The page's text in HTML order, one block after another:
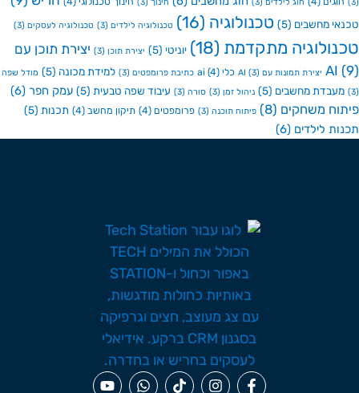
חוג לילדים(3) חינוך (3)
מחשבים(5) טכנולוגיה(16) טכנולוגיה לילדים(3) טכנולוגיה לעסקים(3)
מתקדמת(18) יוניטי (5) יצירת תוכן(3)
יצירת תוכן עם
AI יצירת תמונות עם AI(3) כלי ai(4) כתיבת פרומפטים(3) למידת מכונה(5) מודל שפה
מחשבים(5) ניהול זמן(3) סורה (3) עיבוד שפה טבעית(5) עמק חפר (6)
משחקים(8) פיתוח תוכנה (3) פרומפטים(4) תיקון מחשב(4) תכנות(5)
לילדים(6)